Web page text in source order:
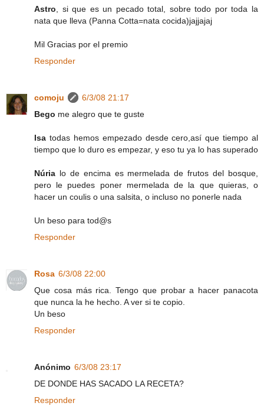
Astro , si que es un pecado total, sobre todo por toda la
nata que lleva (Panna Cotta=nata cocida)jajjajaj
Mil Gracias por el premio
Responder
comoju
6/3/08 21:17
Bego me alegro que te guste
Isa todas hemos empezado desde cero,así que tiempo al
tiempo que lo duro es empezar, y eso tu ya lo has superado
Núria lo de encima es mermelada de frutos del bosque,
pero le puedes poner mermelada de la que quieras, o
hacer un coulis o una salsita, o incluso no ponerle nada
Un beso para tod@s
Responder
Rosa 6/3/08 22:00
Que cosa más rica. Tengo que probar a hacer panacota
que nunca la he hecho. A ver si te copio.
Un beso
Responder
Anónimo 6/3/08 23:17
DE DONDE HAS SACADO LA RECETA?
Responder